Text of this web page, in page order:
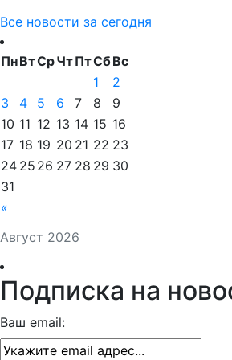
Все новости за сегодня
Август 2026
ПнВтСрЧтПтСбВс
«
1
2
3
4 5 6 7 8
9
10 11 12 13 14 15 16
17 18 19 20 21 22 23
24 25 26 27 28 29 30
31
Подписка на
Ваш email: